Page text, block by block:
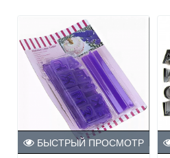
БЫСТРЫЙ ПРОСМОТР